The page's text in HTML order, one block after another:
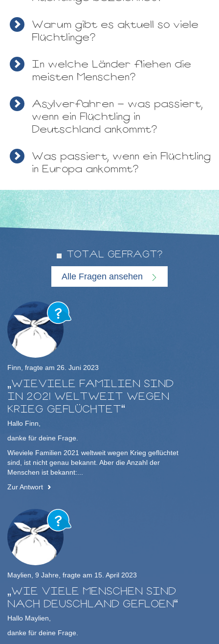
Warum gibt es aktuell so viele
Flüchtlinge?
In welche Länder fliehen die
meisten Menschen?
Asylverfahren - was passiert,
wenn ein Flüchtling in
Deutschland ankommt?
Was passiert, wenn ein Flüchtling
in Europa ankommt?
TOTAL GEFRAGT?
Alle Fragen ansehen
Finn, fragte am 26. Juni 2023
WIEVIELE FAMILIEN SIND
IN 2021 WELTWEIT WEGEN
KRIEG GEFLÜCHTET
Hallo Finn,
danke für deine Frage.
Wieviele Familien 2021 weltweit wegen Krieg geflüchtet
sind, ist nicht genau bekannt. Aber die Anzahl der
Menschen ist bekannt:...
Zur Antwort
Maylien, 9 Jahre, fragte am 15. April 2023
WIE VIELE MENSCHEN SIND
NACH DEUSCHLAND GEFLOEN
Hallo Maylien,
danke für deine Frage.